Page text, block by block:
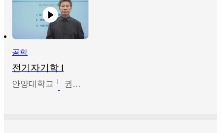
공학
전기자기학 I
안양대학교 권원현